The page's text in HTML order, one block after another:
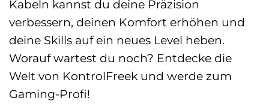
Kabeln kannst du deine Präzision
verbessern, deinen Komfort erhöhen und
deine Skills auf ein neues Level heben.
Worauf wartest du noch? Entdecke die
Welt von KontrolFreek und werde zum
Gaming-Profi!